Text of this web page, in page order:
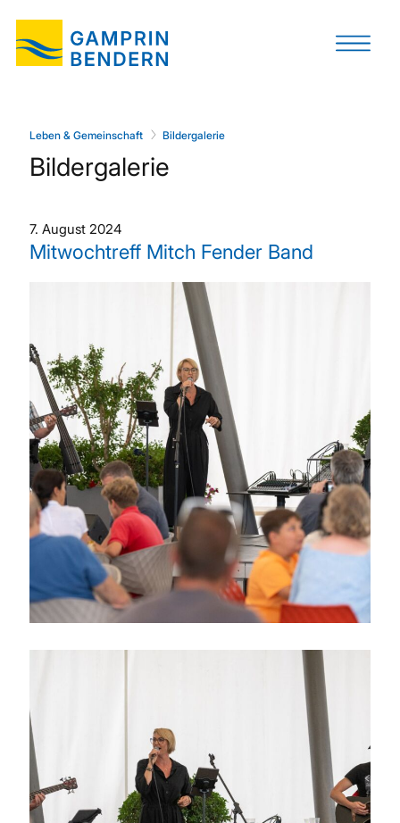
Leben & Gemeinschaft Bildergalerie
Bildergalerie
7. August 2024
Mitwochtreff Mitch Fender Band